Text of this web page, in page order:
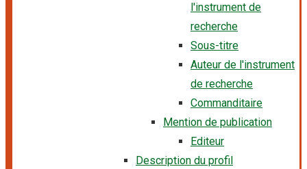
l'instrument de
recherche
Sous-titre
Auteur de l'instrument
de recherche
Commanditaire
Mention de publication
Editeur
Description du profil